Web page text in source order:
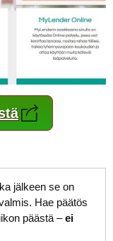
jälkeen se on
Hae päätös
päästä –ei